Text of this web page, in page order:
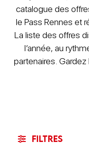
catalogue des
le Pass Rennes et
La liste des offres
l’année, au
partenaires.
Filtres